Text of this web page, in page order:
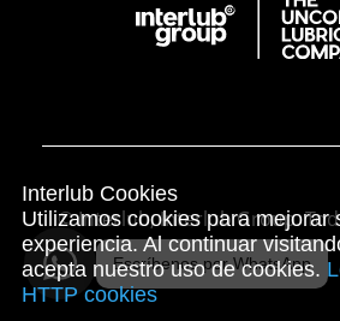
© Interlub, Interlub Group.
reservados.
Escríbenos por WhatsApp
Interlub Cookies
Utilizamos cookies para mejorar
experiencia. Al continuar
acepta nuestro uso de cookies.
HTTP cookies